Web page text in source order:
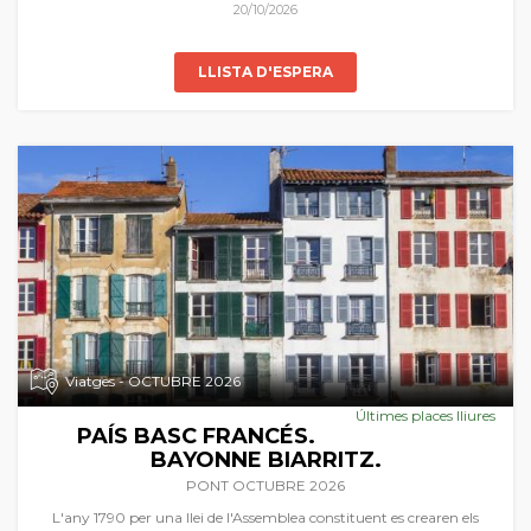
Acompanya'ns a gaudir dels paisatges autumnals d'aquest racó del
20/10/2026
LLISTA D'ESPERA
Viatges - OCTUBRE 2026
Últimes places lliures
PAÍS BASC FRANCÉS.
BAYONNE BIARRITZ.
PONT OCTUBRE 2026
L'any 1790 per una llei de l'Assemblea constituent es crearen els